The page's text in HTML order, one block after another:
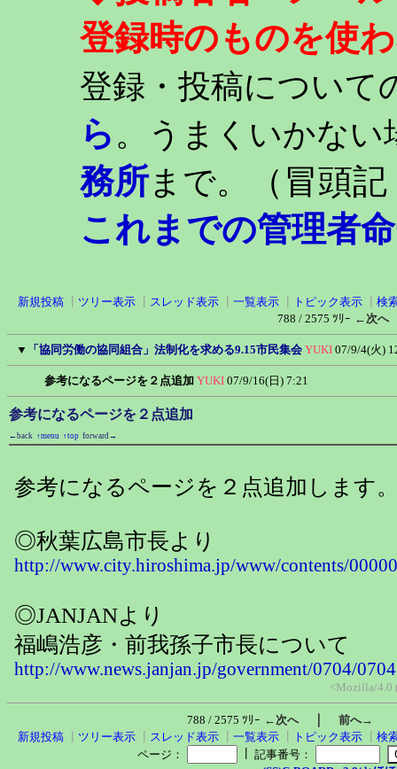
登録時のものを使
登録・投稿について
ら。うまくいかない
務所まで。 （冒
これまでの管理者
新規投稿 ツリー表示 スレッド表示 一覧表示 トピック表示
検
788 / 2575 ﾂﾘｰ ←次へ
▼ 「協同労働の協同組合」法制化を求める9.15市民集会 YUKI 07/9/4(火)
参考になるページを２点追加 YUKI 07/9/16(日) 7:21
参考になるページを２点追加
←back ↑menu ↑top forward→
参考になるページを２点追加します
◎秋葉広島市長より
http://www.city.hiroshima.jp/www/contents/
◎JANJANより
福嶋浩彦・前我孫子市長について
http://www.news.janjan.jp/government/0704/
<Mozilla/4.0
788 / 2575 ﾂﾘｰ ←次へ｜ 前へ→
新規投稿
ツリー表示 スレッド表示 一覧表示 トピック表示
検
ページ：
記事番号：